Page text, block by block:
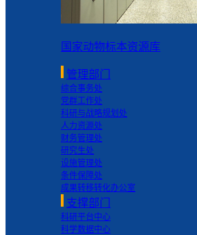
国家动物标本资源库
管理部门
综合事务处
党群工作处
科研与战略规划处
人力资源处
财务管理处
研究生处
设施管理处
条件保障处
成果转移转化办公室
支撑部门
科研平台中心
科学数据中心